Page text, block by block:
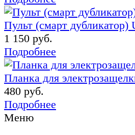
Пульт (смарт дубликатор)
1 150 руб.
Подробнее
Планка для
480 руб.
Подробнее
Меню